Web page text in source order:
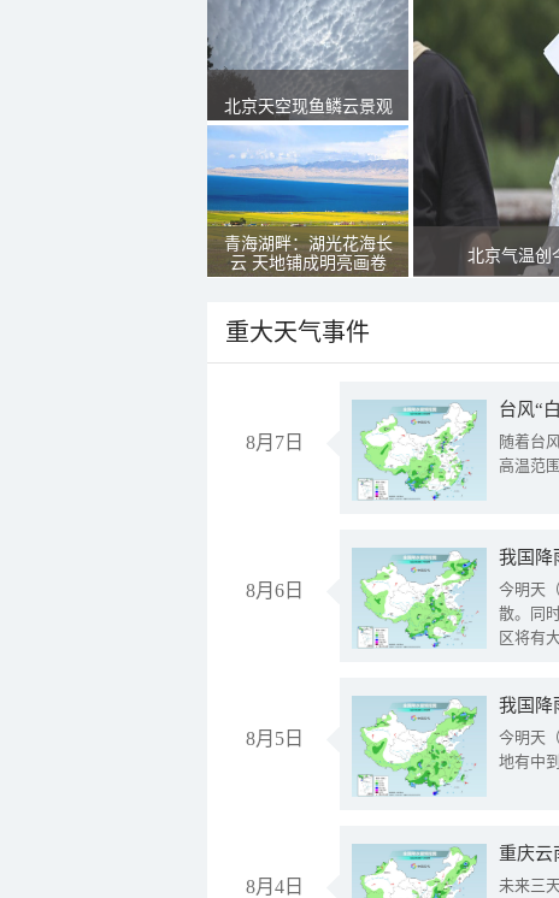
北京天空现鱼鳞云景观
青海湖畔：湖光花海长
云 天地铺成明亮画卷
北京气温创
重大天气事件
8月7日
台风“
随着台
高温范
8月6日
今明天
散。同
区将有
8月5日
我国降
今明天
地有中
8月4日
重庆云
未来三